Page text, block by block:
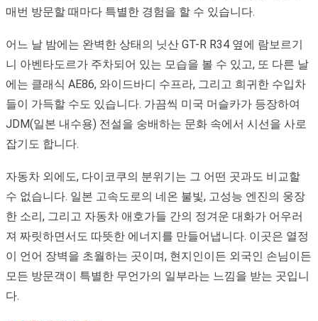
매번 방문할 때마다 특별한 경험을 할 수 있습니다.
어느 날 밤에는 완벽한 상태의 닛산 GT-R R34 옆에 람보르기
니 아벤타도르가 주차되어 있는 모습을 볼 수 있고, 또 다른 날
에는 클래식 AE86, 와이드바디 수프라, 그리고 희귀한 수입차
들이 가득할 수도 있습니다. 가끔씩 미국 머슬카가 등장하여
JDM(일본 내수용) 전설을 숭배하는 문화 속에서 시선을 사로
잡기도 합니다.
자동차 외에도, 다이코쿠의 분위기는 그 어떤 곳과도 비교할
수 없습니다. 일본 고속도로의 네온 불빛, 고성능 엔진의 웅장
한 소리, 그리고 자동차 애호가들 간의 정겨운 대화가 어우러
져 짜릿하면서도 따뜻한 에너지를 만들어냅니다. 이곳은 열정
이 언어 장벽을 초월하는 곳이며, 현지인이든 외국인 손님이든
모든 방문객이 특별한 무언가의 일부라는 느낌을 받는 곳입니
다.